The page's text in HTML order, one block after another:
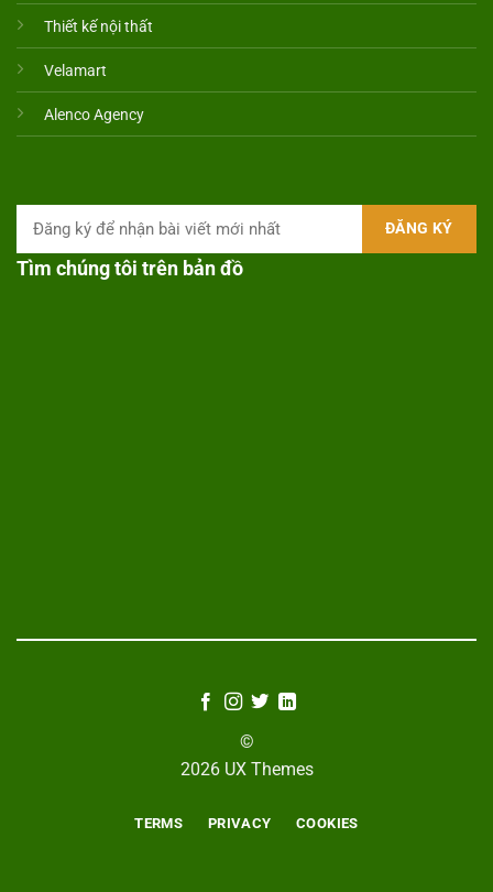
Thiết kế nội thất
Velamart
Alenco Agency
Tìm chúng tôi trên bản đồ
©
2026 UX Themes
TERMS PRIVACY COOKIES